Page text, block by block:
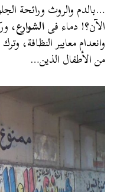
…بالدم والروث ورائحة
الآن؟! دماء فىالشوارع،
وانعدام معايير النظافة،
من الأطفال الذين…